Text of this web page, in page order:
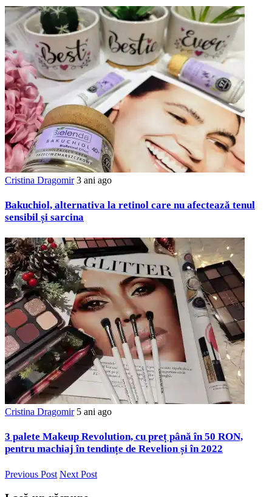
Cristina Dragomir 3 ani ago
Bakuchiol, alternativa la retinol care nu afectează tenul
sensibil și sarcina
Cristina Dragomir 5 ani ago
3 palete Makeup Revolution, cu preț până în 50 RON,
pentru machiaj în tendințe de Revelion și în 2022
Previous Post Next Post